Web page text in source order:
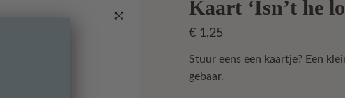
Kaart ‘Isn’t he
€1,25
Stuur eens een kaartje? Een
gebaar.